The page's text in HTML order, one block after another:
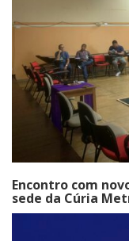
Encontro com
sede da Cúria